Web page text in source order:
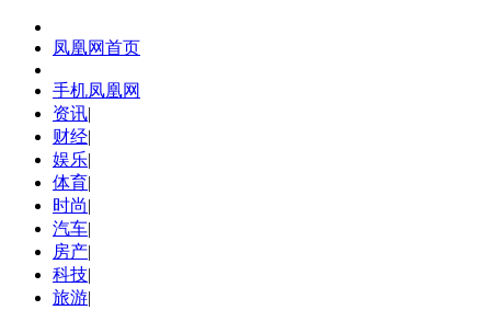
凤凰网首页
手机凤凰网
资讯|
财经|
娱乐|
体育|
时尚|
汽车|
房产|
科技|
旅游|